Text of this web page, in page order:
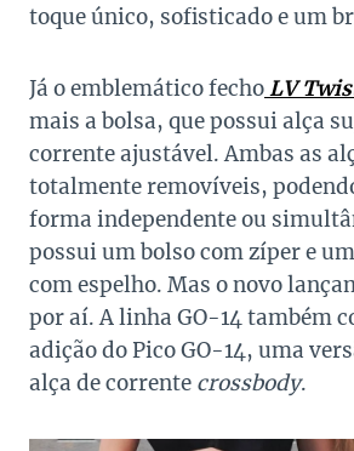
toque único, sofisticado e um
Já o emblemático fechoLV
mais a bolsa, que possui alça
corrente ajustável. Ambas as
totalmente removíveis,
forma independente ou
possui um bolso com zíper e
com espelho. Mas o novo
por aí. A linha GO-14 também
adição do Pico GO-14, uma
alça de corrente crossbody.